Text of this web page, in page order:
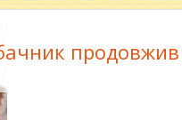
продовжив